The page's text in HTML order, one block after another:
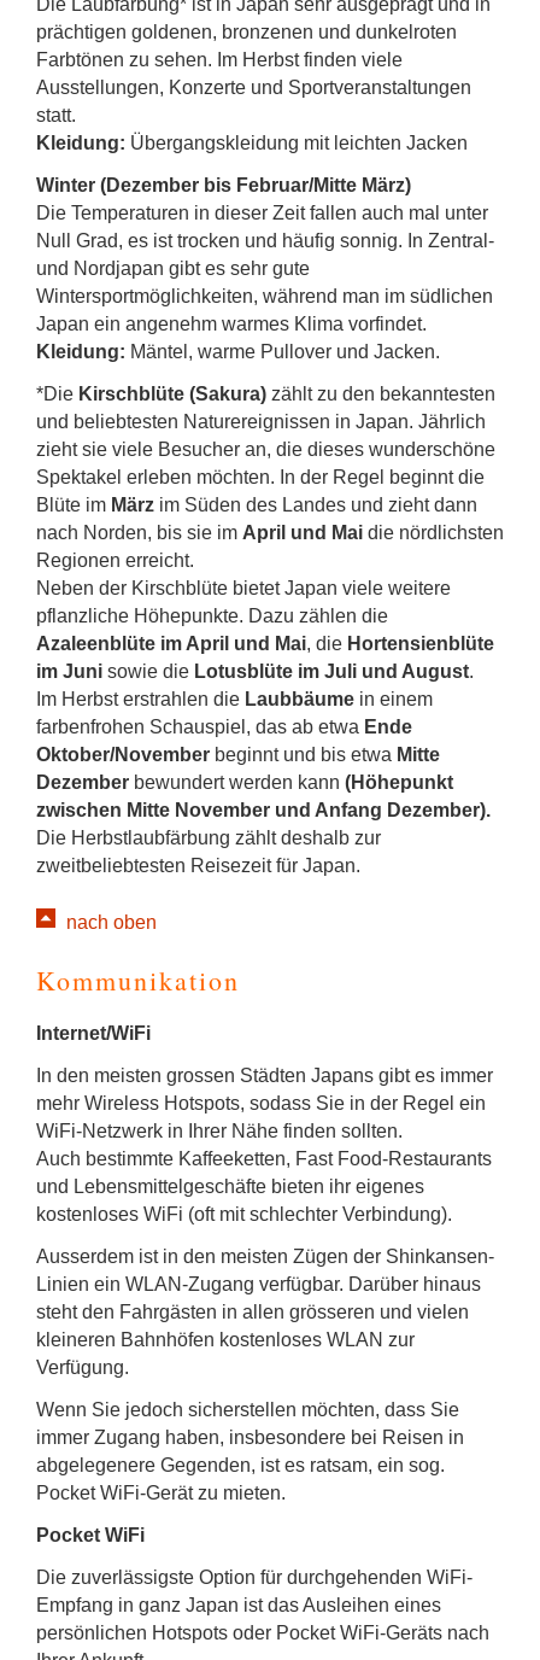
prächtigen goldenen, bronzenen und dunkelroten
Farbtönen zu sehen. Im Herbst finden viele
Ausstellungen, Konzerte und Sportveranstaltungen
statt.
Kleidung: Übergangskleidung mit leichten Jacken
Winter (Dezember bis Februar/Mitte März)
Die Temperaturen in dieser Zeit fallen auch mal unter
Null Grad, es ist trocken und häufig sonnig. In Zentral-
und Nordjapan gibt es sehr gute
Wintersportmöglichkeiten, während man im südlichen
Japan ein angenehm warmes Klima vorfindet.
Kleidung: Mäntel, warme Pullover und Jacken.
*Die Kirschblüte (Sakura) zählt zu den bekanntesten
und beliebtesten Naturereignissen in Japan. Jährlich
zieht sie viele Besucher an, die dieses wunderschöne
Spektakel erleben möchten. In der Regel beginnt die
Blüte im März im Süden des Landes und zieht dann
nach Norden, bis sie im April und Mai die nördlichsten
Regionen erreicht.
Neben der Kirschblüte bietet Japan viele weitere
pflanzliche Höhepunkte. Dazu zählen die
Azaleenblüte im April und Mai, die Hortensienblüte
im Juni sowie die Lotusblüte im Juli und August.
Im Herbst erstrahlen die Laubbäume in einem
farbenfrohen Schauspiel, das ab etwa Ende
Oktober/November beginnt und bis etwa Mitte
Dezember bewundert werden kann (Höhepunkt
zwischen Mitte November und Anfang Dezember).
Die Herbstlaubfärbung zählt deshalb zur
zweitbeliebtesten Reisezeit für Japan.
nach oben
Kommunikation
Internet/WiFi
In den meisten grossen Städten Japans gibt es immer
mehr Wireless Hotspots, sodass Sie in der Regel ein
WiFi-Netzwerk in Ihrer Nähe finden sollten.
Auch bestimmte Kaffeeketten, Fast Food-Restaurants
und Lebensmittelgeschäfte bieten ihr eigenes
kostenloses WiFi (oft mit schlechter Verbindung).
Ausserdem ist in den meisten Zügen der Shinkansen-
Linien ein WLAN-Zugang verfügbar. Darüber hinaus
steht den Fahrgästen in allen grösseren und vielen
kleineren Bahnhöfen kostenloses WLAN zur
Verfügung.
Wenn Sie jedoch sicherstellen möchten, dass Sie
immer Zugang haben, insbesondere bei Reisen in
abgelegenere Gegenden, ist es ratsam, ein sog.
Pocket WiFi-Gerät zu mieten.
Pocket WiFi
Die zuverlässigste Option für durchgehenden WiFi-
Empfang in ganz Japan ist das Ausleihen eines
persönlichen Hotspots oder Pocket WiFi-Geräts nach